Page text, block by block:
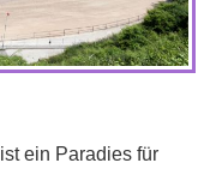
ist ein Paradies für